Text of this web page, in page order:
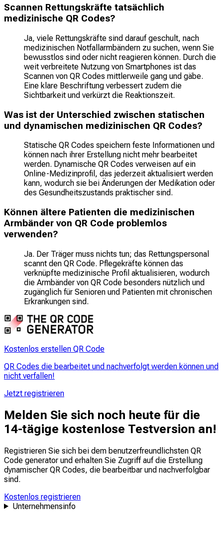
Scannen Rettungskräfte tatsächlich
medizinische QR Codes?
Ja, viele Rettungskräfte sind darauf geschult, nach
medizinischen Notfallarmbändern zu suchen, wenn Sie
bewusstlos sind oder nicht reagieren können. Durch die
weit verbreitete Nutzung von Smartphones ist das
Scannen von QR Codes mittlerweile gang und gäbe.
Eine klare Beschriftung verbessert zudem die
Sichtbarkeit und verkürzt die Reaktionszeit.
Was ist der Unterschied zwischen statischen
und dynamischen medizinischen QR Codes?
Statische QR Codes speichern feste Informationen und
können nach ihrer Erstellung nicht mehr bearbeitet
werden. Dynamische QR Codes verweisen auf ein
Online-Medizinprofil, das jederzeit aktualisiert werden
kann, wodurch sie bei Änderungen der Medikation oder
des Gesundheitszustands praktischer sind.
Können ältere Patienten die medizinischen
Armbänder von QR Code problemlos
verwenden?
Ja. Der Träger muss nichts tun; das Rettungspersonal
scannt den QR Code. Pflegekräfte können das
verknüpfte medizinische Profil aktualisieren, wodurch
die Armbänder von QR Code besonders nützlich und
zugänglich für Senioren und Patienten mit chronischen
Erkrankungen sind.
Kostenlos erstellen QR Code
QR Codes die bearbeitet und nachverfolgt werden können und
nicht verfallen!
Jetzt registrieren
Melden Sie sich noch heute für die
14-tägige kostenlose Testversion an!
Registrieren Sie sich bei dem benutzerfreundlichsten QR
Code generator und erhalten Sie Zugriff auf die Erstellung
dynamischer QR Codes, die bearbeitbar und nachverfolgbar
sind.
Kostenlos registrieren
Unternehmensinfo